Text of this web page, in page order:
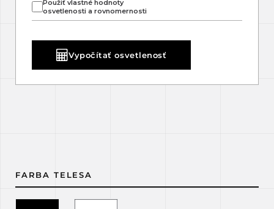
Použiť vlastné hodnoty
osvetlenosti a rovnomernosti
Vypočítať osvetlenosť
FARBA TELESA